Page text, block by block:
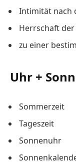
Intimität nach
Herrschaft der
zu einer
Uhr +
Sommerzeit
Tageszeit
Sonnenuhr